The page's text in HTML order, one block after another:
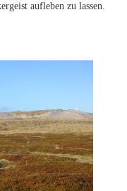
aufleben zu lassen.